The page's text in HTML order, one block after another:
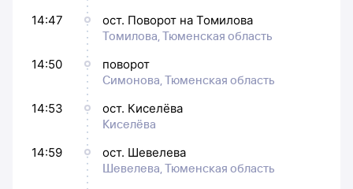
14:47
ост. Поворот на Томилова
Томилова, Тюменская область
14:50
поворот
Симонова, Тюменская область
14:53
ост. Киселёва
Киселёва
14:59
ост. Шевелева
Шевелева, Тюменская область